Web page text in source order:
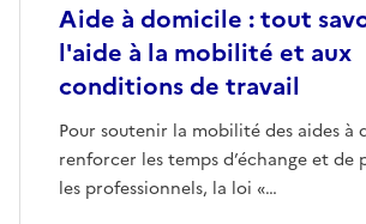
Aide à domicile : tout
l'aide à la mobilité et aux
conditions de travail
Pour soutenir la mobilité des aides à
renforcer les temps d’échange et de
les professionnels, la loi «…